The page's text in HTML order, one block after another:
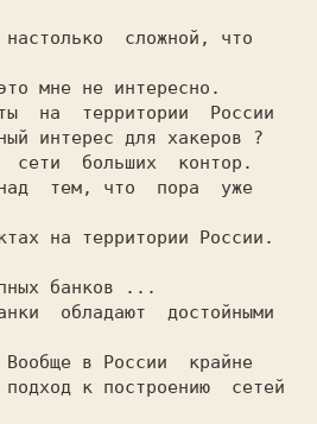
настолько  сложной, что
мне не интересно.
на  территории  России
интерес для хакеров ?
сети  больших  контор.
тем, что  пора  уже
на территории России.
банков ...
обладают  достойными
в России  крайне
подход к построению  сетей